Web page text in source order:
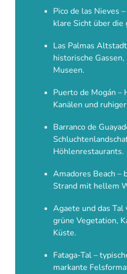
Pico de las Nieves
klare Sicht über die
Las Palmas
historische
Museen.
Puerto de Mogán –
Kanälen und
Barranco de
Höhlenrestaurants.
Amadores Beach –
Strand mit hellem
Agaete und das Tal
grüne Vegetation,
Küste.
Fataga-Tal –
markante